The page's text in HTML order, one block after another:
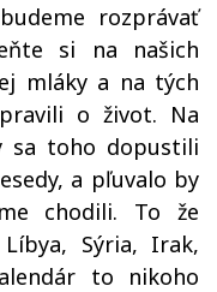
rozprávať
si na našich
mláky a na tých
o život. Na
sa toho dopustili
a pľuvalo by
chodili. To že
Sýria, Irak,
to nikoho